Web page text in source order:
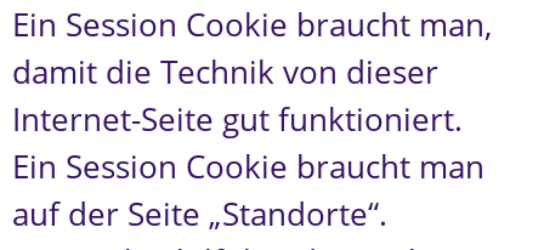
Ein Session Cookie braucht man,
damit die Technik von dieser
Internet-Seite gut funktioniert.
Ein Session Cookie braucht man
auf der Seite „Standorte“.